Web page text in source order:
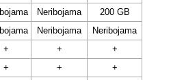
Neribojama
200 GB
Neribojama
Neribojama
+ +
+
+ +
+